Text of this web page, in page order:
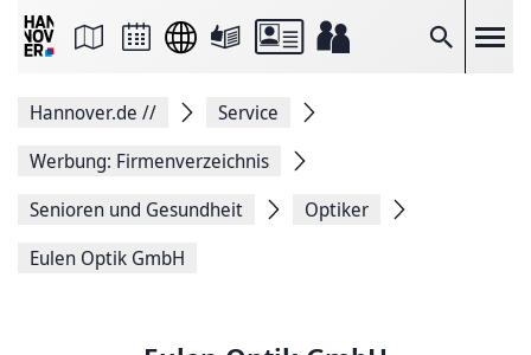
Suche
Seite
Facebook
teilen
Seitenlink
Seite
Hannover.de //
Service
Werbung: Firmenverzeichnis
Senioren und Gesundheit
Optiker
Eulen Optik GmbH